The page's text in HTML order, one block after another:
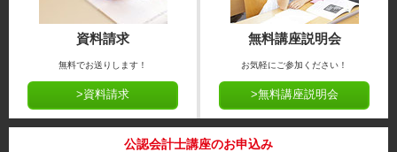
資料請求
無料でお送りします！
>資料請求
無料講座説明会
お気軽にご参加ください！
>無料講座説明会
公認会計士講座のお申込み